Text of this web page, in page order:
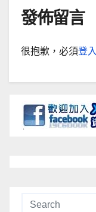
發佈留言
很抱歉，必須登入